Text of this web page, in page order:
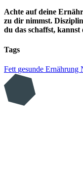
Achte auf deine
zu dir nimmst.
du das schaffst, kannst
Tags
Fett gesunde Ernährung